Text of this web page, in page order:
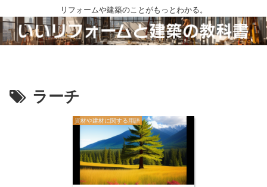
リフォームや建築のことがもっとわかる。
ラーチ
資材や建材に関する用語